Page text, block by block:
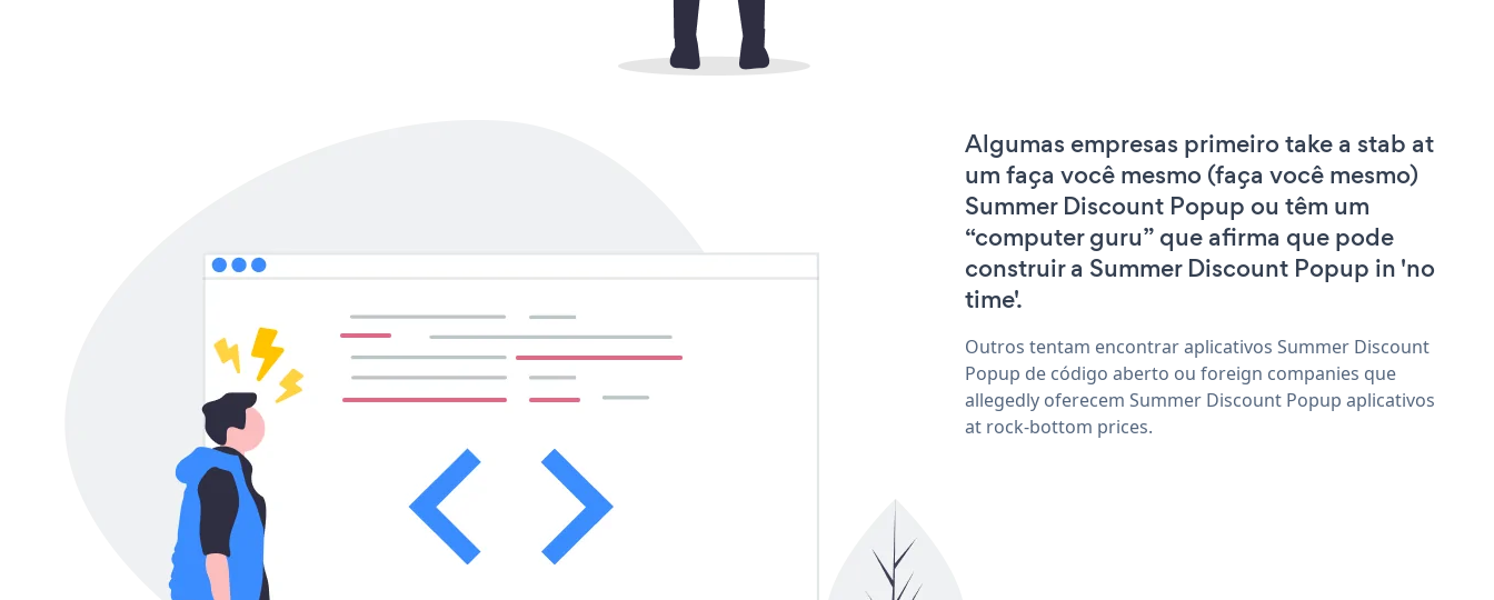
Algumas empresas primeiro take a stab at
um faça você mesmo (faça você mesmo)
Summer Discount Popup ou têm um
“computer guru” que afirma que pode
construir a Summer Discount Popup in 'no
time'.
Outros tentam encontrar aplicativos Summer Discount
Popup de código aberto ou foreign companies que
allegedly oferecem Summer Discount Popup aplicativos
at rock-bottom prices.